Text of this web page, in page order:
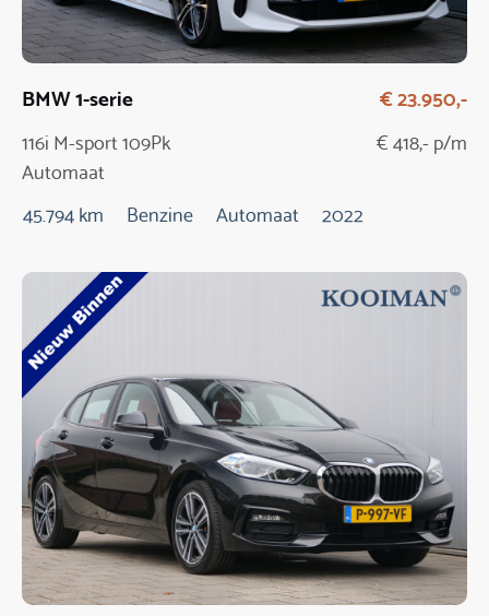
BMW 1-serie
116i M-sport 109Pk
Automaat
€ 23.950,-
€ 418,- p/m
45.794 km Benzine Automaat 2022